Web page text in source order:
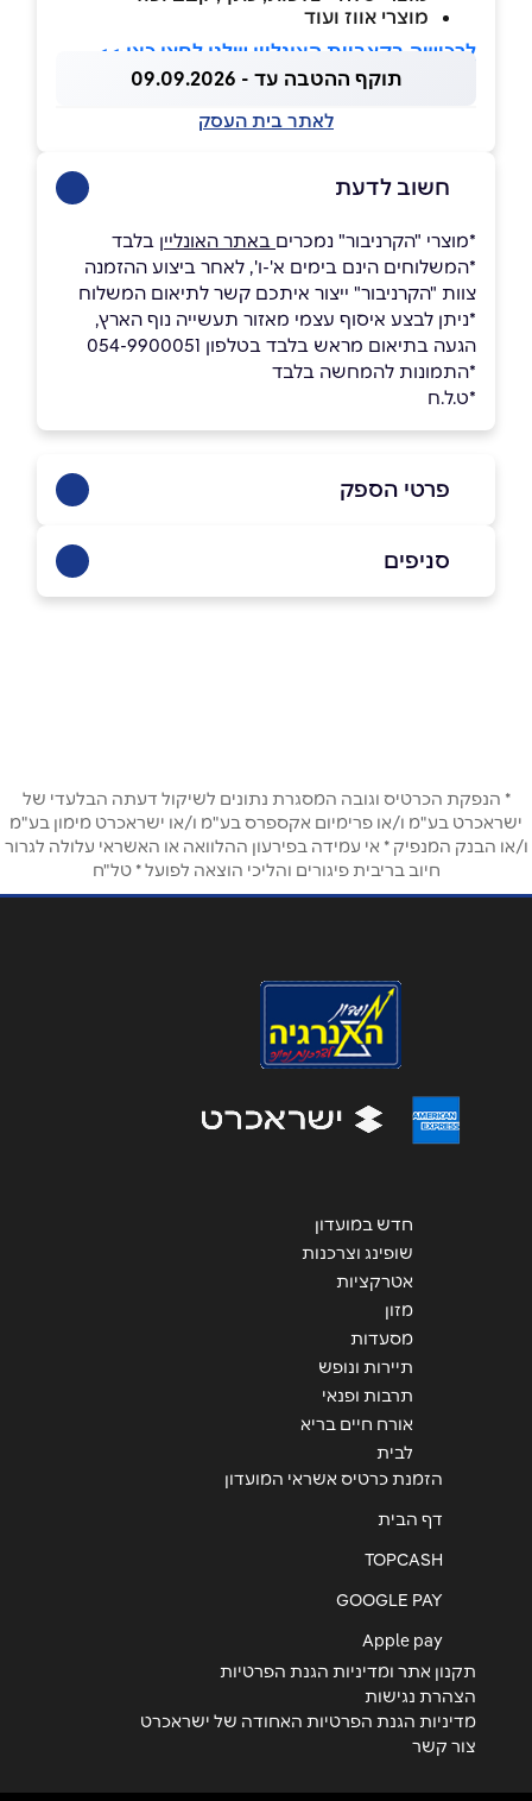
מוצרי אווז ועוד
לרכישה בקצביית האונליין שלנו לחצו כאן >>
תוקף ההטבה עד - 09.09.2026
לאתר בית העסק
חשוב לדעת
*מוצרי "הקרניבור" נמכרים באתר האונליין בלבד
*המשלוחים הינם בימים א'-ו', לאחר ביצוע ההזמנה
צוות "הקרניבור" ייצור איתכם קשר לתיאום המשלוח
*ניתן לבצע איסוף עצמי מאזור תעשייה נוף הארץ,
הגעה בתיאום מראש בלבד בטלפון 054-9900051
*התמונות להמחשה בלבד
*ט.ל.ח
פרטי הספק
באתר
טלפון*
אימייל *
אנא חזרו אלי בקשר ל...
סניפים
* הנפקת הכרטיס וגובה המסגרת נתונים לשיקול דעתה הבלעדי של
ישראכרט בע"מ ו/או פרימיום אקספרס בע"מ ו/או ישראכרט מימון בע"מ
ו/או הבנק המנפיק * אי עמידה בפירעון ההלוואה או האשראי עלולה לגרור
חיוב בריבית פיגורים והליכי הוצאה לפועל * טל"ח
חדש במועדון
שופינג וצרכנות
אטרקציות
מזון
מסעדות
תיירות ונופש
תרבות ופנאי
אורח חיים בריא
לבית
הזמנת כרטיס אשראי המועדון
דף הבית
TOPCASH
GOOGLE PAY
Apple pay
תקנון אתר ומדיניות הגנת הפרטיות
הצהרת נגישות
מדיניות הגנת הפרטיות האחודה של ישראכרט
צור קשר